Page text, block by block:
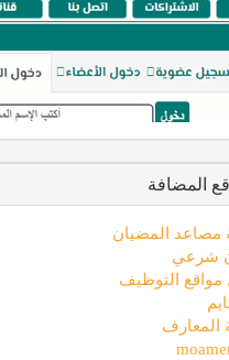
المضافة
مصاعد المضيان
شرعي
مواقع التوظيف
المعارف